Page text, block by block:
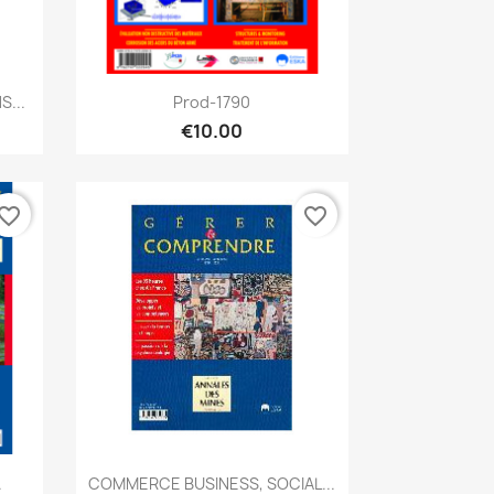
Quick view
Prod-1790
€10.00
Quick view
COMMERCE BUSINESS, SOCIAL...
favorite_border